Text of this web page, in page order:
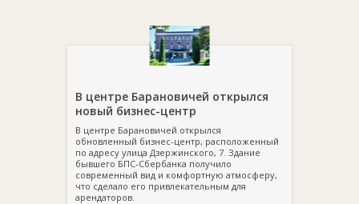
В центре Барановичей открылся
новый бизнес-центр
В центре Барановичей открылся
обновленный бизнес-центр, расположенный
по адресу улица Дзержинского, 7. Здание
бывшего БПС-Сбербанка получило
современный вид и комфортную атмосферу,
что сделало его привлекательным для
арендаторов.